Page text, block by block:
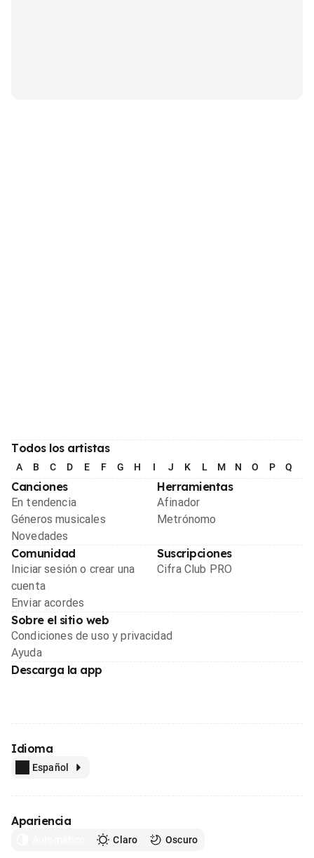
Todos los artistas
A B C D E F G H I J K L M N O P Q
Canciones
En tendencia
Géneros musicales
Novedades
Herramientas
Afinador
Metrónomo
Comunidad
Iniciar sesión o crear una
cuenta
Enviar acordes
Suscripciones
Cifra Club PRO
Sobre el sitio web
Condiciones de uso y privacidad
Ayuda
Descarga la app
Idioma
Español
Apariencia
Claro Oscuro